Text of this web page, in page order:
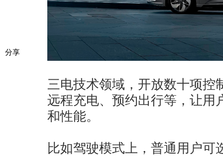
分享
三电技术领域，开放数十项控
远程充电、预约出行等，让用
和性能。
比如驾驶模式上，普通用户可